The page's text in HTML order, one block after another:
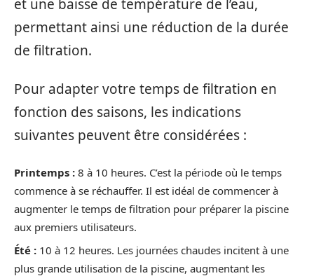
et une baisse de température de l’eau,
permettant ainsi une réduction de la durée
de filtration.
Pour adapter votre temps de filtration en
fonction des saisons, les indications
suivantes peuvent être considérées :
Printemps : 8 à 10 heures. C’est la période où le temps
commence à se réchauffer. Il est idéal de commencer à
augmenter le temps de filtration pour préparer la piscine
aux premiers utilisateurs.
Été : 10 à 12 heures. Les journées chaudes incitent à une
plus grande utilisation de la piscine, augmentant les